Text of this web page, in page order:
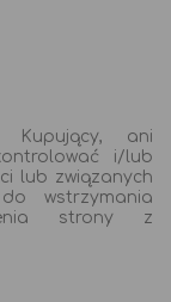
Kupujący, ani
i/lub
lub związanych
wstrzymania
strony z